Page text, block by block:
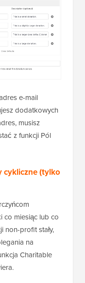
e-mail
dodatkowych
musisz
z funkcji Pól
cykliczne (tylko
co miesiąc lub co
non-profit stały,
na
Charitable